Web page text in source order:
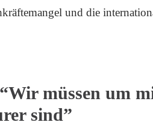
und die
müssen um
sind”